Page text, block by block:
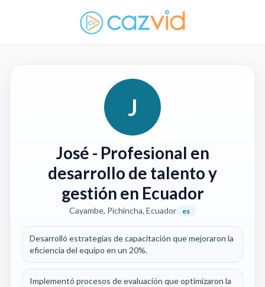
J
José - Profesional en
desarrollo de talento y
gestión en Ecuador
Cayambe, Pichincha, Ecuador es
Desarrolló estrategias de capacitación que mejoraron la
eficiencia del equipo en un 20%.
Implementó procesos de evaluación que optimizaron la